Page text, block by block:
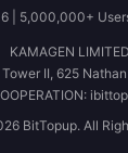
| 5,000,000+
KAMAGEN LIMITED
II, 625
BitTopup. All